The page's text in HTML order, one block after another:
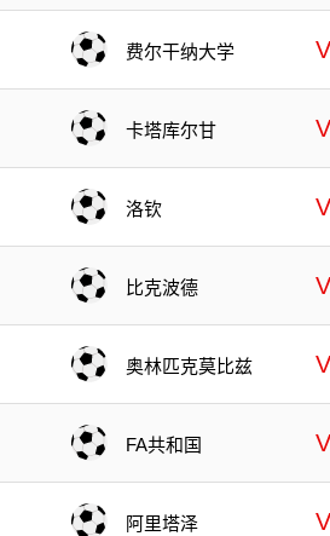
费尔干纳大学
卡塔库尔甘
洛钦
比克波德
奥林匹克莫比兹
FA共和国
阿里塔泽